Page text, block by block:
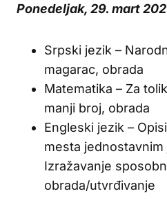
Ponedeljak, 29. mart
Srpski jezik –
magarac, obrada
Matematika – Za
manji broj, obrada
Engleski jezik –
mesta
Izražavanje
obrada/utvrđivanje